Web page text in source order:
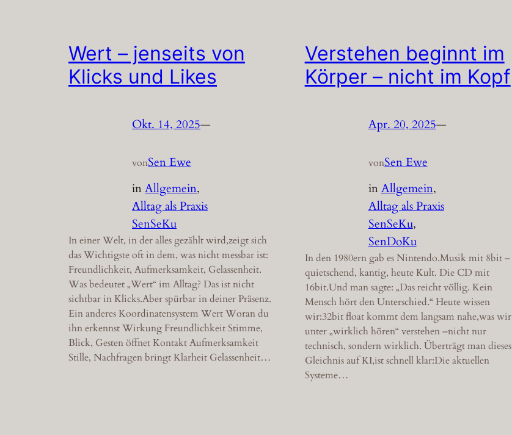
Wert – jenseits von
Klicks und Likes
Okt. 14, 2025—
vonSen Ewe
inAllgemein
Alltag als Praxis
SenSeKu
In einer Welt, in der alles gezählt wird,zeigt sich
das Wichtigste oft in dem, was nicht messbar ist:
Freundlichkeit, Aufmerksamkeit, Gelassenheit.
Was bedeutet „Wert“ im Alltag? Das ist nicht
sichtbar in Klicks.Aber spürbar in deiner Präsenz.
Ein anderes Koordinatensystem Wert Woran du
ihn erkennst Wirkung Freundlichkeit Stimme,
Blick, Gesten öffnet Kontakt Aufmerksamkeit
Stille, Nachfragen bringt Klarheit Gelassenheit…
Verstehen beginnt im
Körper – nicht im Kopf
Apr. 20, 2025—
vonSen Ewe
inAllgemein
Alltag als Praxis
SenSeKu
SenDoKu
In den 1980ern gab es Nintendo.Musik mit 8bit –
quietschend, kantig, heute Kult. Die CD mit
16bit.Und man sagte: „Das reicht völlig. Kein
Mensch hört den Unterschied.“ Heute wissen
wir:32bit float kommt dem langsam nahe,was wir
unter „wirklich hören“ verstehen –nicht nur
technisch, sondern wirklich. Überträgt man dieses
Gleichnis auf KI,ist schnell klar:Die aktuellen
Systeme…